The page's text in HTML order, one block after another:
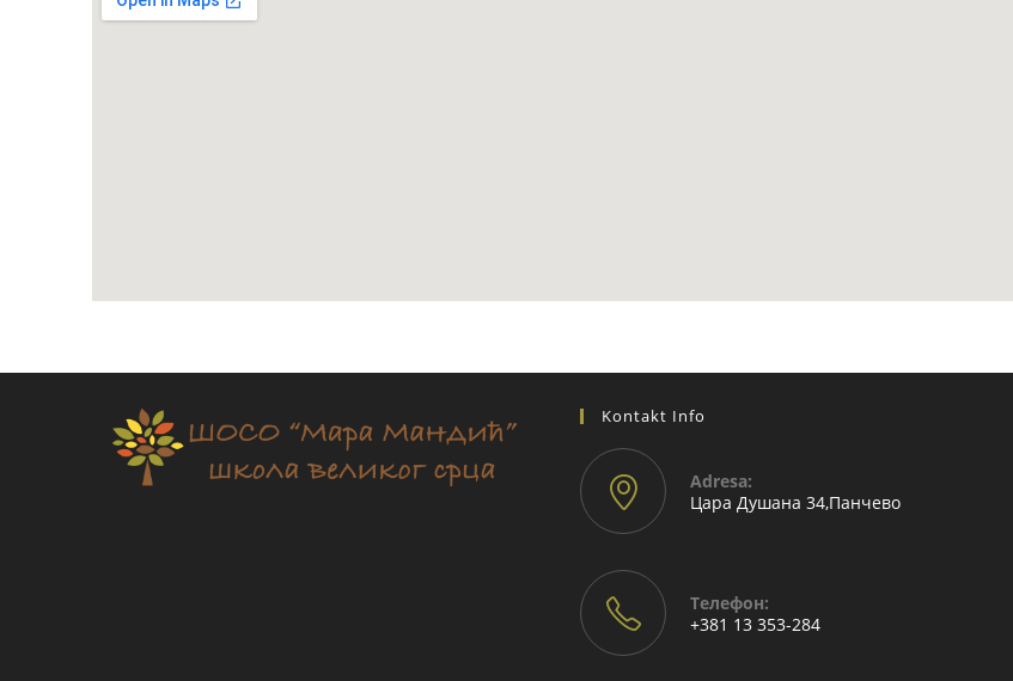
Kontakt Info
Adresа:
Цара Душана 34,Панчево
Телефон:
+381 13 353-284